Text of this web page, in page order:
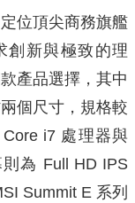
位頂尖商務旗艦
創新與極致的理
產品選擇，其中
個尺寸，規格較
i7 處理器與
為 Full HD IPS
Summit E 系列